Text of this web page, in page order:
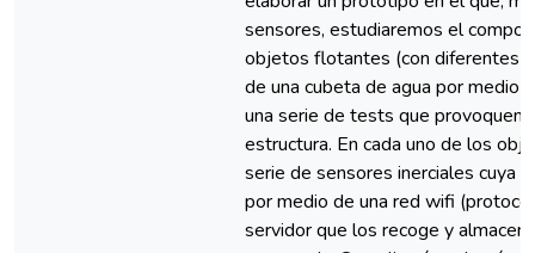
sensores, estudiaremos el
objetos flotantes (con diferentes
de una cubeta de agua por medio
una serie de tests que provoquen
estructura. En cada uno de los
serie de sensores inerciales cuya
por medio de una red wifi
servidor que los recoge y